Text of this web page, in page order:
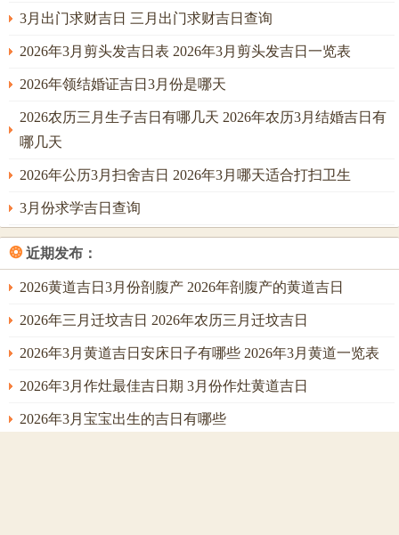
属火字如“煊”“煜” 需搭配温润字（如“霖”）避免性格过刚。
现代流行名字了解~皓轩结合“皓”（光明）同“轩”（气度），
适合气质优雅的男孩。
睿哲强调智慧同洞察力，适合学术型家庭。
峻熙“峻”表稳重;“熙”寓吉祥 -平衡性格同运势.
书写同音律注意事项,十六画的字结构难搞,建议选择笔画流畅
的字形，如“鸿”“霖”、避免“鼍”“獬”等生僻字。
音律上优先选择仄平交替的组合~如“烨载”（仄平）更朗朗上
口。
十八画名字的吉凶同运势关系到，数理吉凶详细解读- 十八
画在数理中属“铁镜重磨”；象征通过努力获得权威同名利，
但需注意避免性格过于刚硬。打个比方“圣”字虽吉，若八字
名“靖”（18画）~契合其“安定四方”的命格 -成就一代名将。
3月出门求财吉日 三月出门求财吉日查询
2026年3月剪头发吉日表 2026年3月剪头发吉日一览表
2026年领结婚证吉日3月份是哪天
2026农历三月生子吉日有哪几天 2026年农历3月结婚吉日有
哪几天
2026年公历3月扫舍吉日 2026年3月哪天适合打扫卫生
3月份求学吉日查询
❂ 近期发布：
2026黄道吉日3月份剖腹产 2026年剖腹产的黄道吉日
2026年三月迁坟吉日 2026年农历三月迁坟吉日
2026年3月黄道吉日安床日子有哪些 2026年3月黄道一览表
2026年3月作灶最佳吉日期 3月份作灶黄道吉日
2026年3月宝宝出生的吉日有哪些